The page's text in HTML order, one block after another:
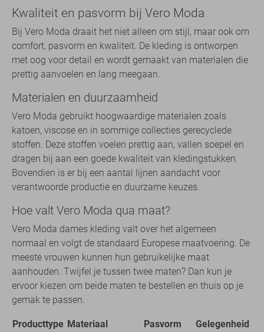
Kwaliteit en pasvorm bij Vero Moda
Bij Vero Moda draait het niet alleen om stijl, maar ook om
comfort, pasvorm en kwaliteit. De kleding is ontworpen
met oog voor detail en wordt gemaakt van materialen die
prettig aanvoelen en lang meegaan.
Materialen en duurzaamheid
Vero Moda gebruikt hoogwaardige materialen zoals
katoen, viscose en in sommige collecties gerecyclede
stoffen. Deze stoffen voelen prettig aan, vallen soepel en
dragen bij aan een goede kwaliteit van kledingstukken.
Bovendien is er bij een aantal lijnen aandacht voor
verantwoorde productie en duurzame keuzes.
Hoe valt Vero Moda qua maat?
Vero Moda dames kleding valt over het algemeen
normaal en volgt de standaard Europese maatvoering. De
meeste vrouwen kunnen hun gebruikelijke maat
aanhouden. Twijfel je tussen twee maten? Dan kun je
ervoor kiezen om beide maten te bestellen en thuis op je
gemak te passen.
Producttype Materiaal Pasvorm
Gelegenheid